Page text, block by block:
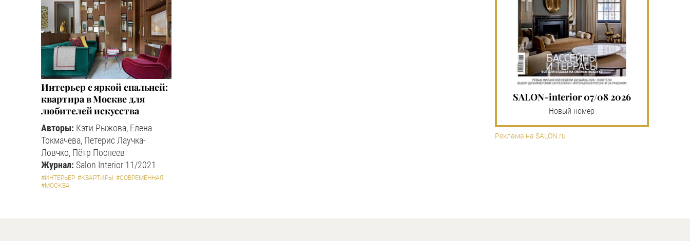
Интерьер с яркой спальней:
квартира в Москве для
любителей искусства
Авторы: Кэти Рыжова, Елена
Токмачева, Петерис Лаучка-
Ловчко, Пётр Поспеев
Журнал: Salon Interior 11/2021
#ИНТЕРЬЕР #КВАРТИРЫ #СОВРЕМЕННАЯ
#МОСКВА
SALON-interior 07/08 2026
Новый номер
Реклама на SALON.ru